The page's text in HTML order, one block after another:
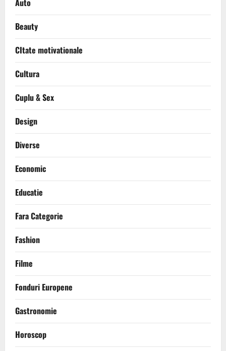
Auto
Beauty
CItate motivationale
Cultura
Cuplu & Sex
Design
Diverse
Economic
Educatie
Fara Categorie
Fashion
Filme
Fonduri Europene
Gastronomie
Horoscop